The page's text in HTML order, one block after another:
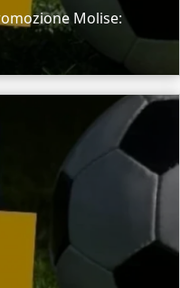
Molise: